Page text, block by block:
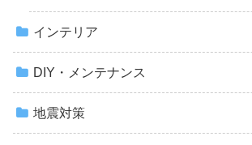
インテリア
DIY・メンテナンス
地震対策